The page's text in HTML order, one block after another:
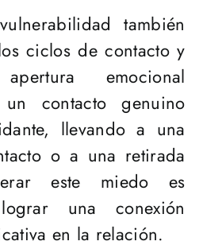
también
ciclos de contacto y
emocional
contacto genuino
llevando a una
o a una retirada
este miedo es
una conexión
en la relación.